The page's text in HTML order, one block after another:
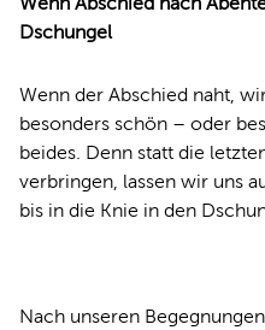
Dschungel
Wenn der Abschied naht,
besonders schön – oder
beides. Denn statt die
verbringen, lassen wir uns
bis in die Knie in den
Nach unseren